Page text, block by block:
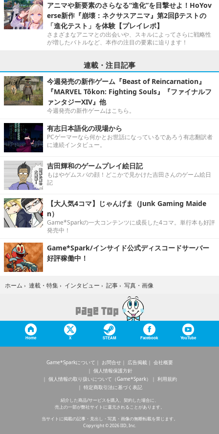
アニマや新要素のさらなる“進化”を目撃せよ！HoYov
erse新作『崩壊：ネクサスアニマ』第2回βテストの
「進化テスト」を体験【プレイレポ】
さまざまなアニマとの出会いや、スキルによってさらに戦略性
が増したバトルなど、本作の注目の要素に迫ります！
連載・注目記事
今週発売の新作ゲーム『Beast of Reincarnation』
『MARVEL Tōkon: Fighting Souls』『ファイナルフ
ァンタジーXIV』他
今週発売の新作ゲームはこちら。
有志日本語化の現場から
PCゲーマーなら何かとお世話になっているであろう有志翻訳者
に連続インタビュー。
吉田輝和のゲームプレイ絵日記
もはやゲムスパの顔！どこかで見かけた吉田さんのゲーム絵日
記
【大人気4コマ】じゃんげま（Junk Gaming Maide
n）
Game*Sparkの一大コンテンツに成長した4コマ。単行本も好評
発売中！
Game*Spark/インサイド公式ディスコードサーバー
好評稼働中！
ホーム › 連載・特集 › インタビュー › 記事 › 写真・画像
Home X STEAM Facebook YouTube
Game*Sparkについて お問合せ 広告掲載
会社概要
個人情報保護方針
個人情報の取り扱いについて（Game*Spark）
利用規約
特定商取引法に基づく表記
紹介した商品/サービスを購入、契約した場合に、
売上の一部が弊社サイトに還元されることがあります。
当サイトに掲載の記事・見出し・写真・画像の無断転載を禁じます。
Copyright © 2026 IID, Inc.